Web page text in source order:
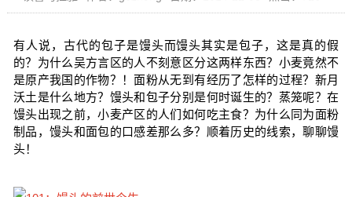
有人说，古代的包子是馒头而馒头其实是包子，这是真的假
的？为什么吴方言区的人不刻意区分这两样东西？小麦竟然不
是原产我国的作物？！面粉从无到有经历了怎样的过程？新月
沃土是什么地方？馒头和包子分别是何时诞生的？蒸笼呢？在
馒头出现之前，小麦产区的人们如何吃主食？为什么同为面粉
制品，馒头和面包的口感差那么多？顺着历史的线索，聊聊馒
头！